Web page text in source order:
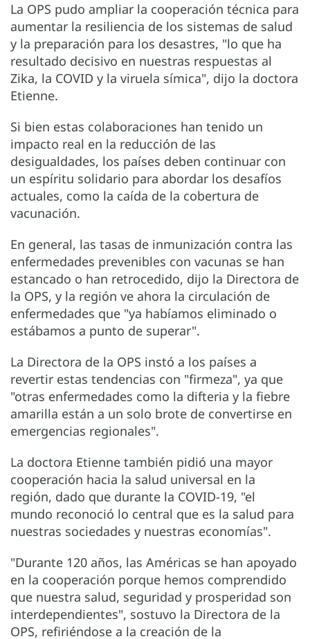
La OPS pudo ampliar la cooperación técnica para
aumentar la resiliencia de los sistemas de salud
y la preparación para los desastres, "lo que ha
resultado decisivo en nuestras respuestas al
Zika, la COVID y la viruela símica", dijo la doctora
Etienne.
Si bien estas colaboraciones han tenido un
impacto real en la reducción de las
desigualdades, los países deben continuar con
un espíritu solidario para abordar los desafíos
actuales, como la caída de la cobertura de
vacunación.
En general, las tasas de inmunización contra las
enfermedades prevenibles con vacunas se han
estancado o han retrocedido, dijo la Directora de
la OPS, y la región ve ahora la circulación de
enfermedades que "ya habíamos eliminado o
estábamos a punto de superar".
La Directora de la OPS instó a los países a
revertir estas tendencias con "firmeza", ya que
"otras enfermedades como la difteria y la fiebre
amarilla están a un solo brote de convertirse en
emergencias regionales".
La doctora Etienne también pidió una mayor
cooperación hacia la salud universal en la
región, dado que durante la COVID-19, "el
mundo reconoció lo central que es la salud para
nuestras sociedades y nuestras economías".
"Durante 120 años, las Américas se han apoyado
en la cooperación porque hemos comprendido
que nuestra salud, seguridad y prosperidad son
interdependientes", sostuvo la Directora de la
OPS, refiriéndose a la creación de la